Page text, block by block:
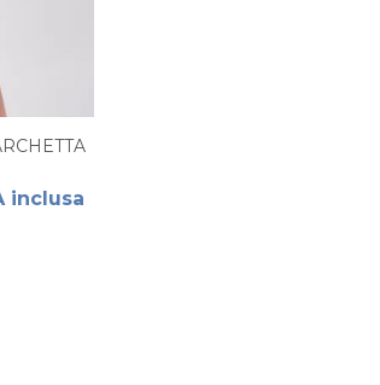
inclusa